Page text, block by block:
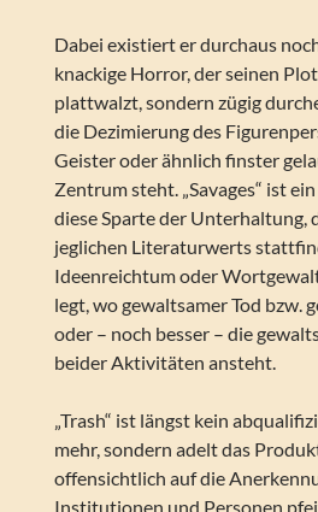
Dabei existiert er durchaus
knackige Horror, der seinen
plattwalzt, sondern zügig
die Dezimierung des
Geister oder ähnlich finster
Zentrum steht. „Savages“ ist
diese Sparte der Unterhaltung,
jeglichen Literaturwerts
Ideenreichtum oder
legt, wo gewaltsamer Tod bzw.
oder – noch besser – die
beider Aktivitäten ansteht.
„Trash“ ist längst kein
mehr, sondern adelt das
offensichtlich auf die
Institutionen und Personen